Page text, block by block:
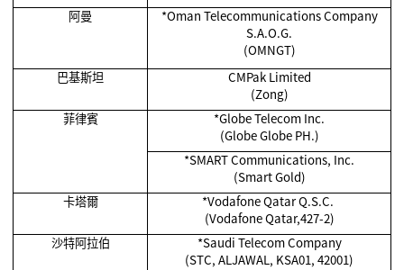
阿曼
*Oman Telecommunications Company
S.A.O.G.
(OMNGT)
巴基斯坦
CMPak Limited
(Zong)
菲律賓
*Globe Telecom Inc.
(Globe Globe PH.)
*SMART Communications, Inc.
(Smart Gold)
卡塔爾
*Vodafone Qatar Q.S.C.
(Vodafone Qatar,427-2)
沙特阿拉伯
*Saudi Telecom Company
(STC, ALJAWAL, KSA01, 42001)